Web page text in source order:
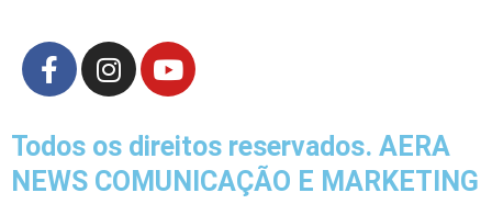
F
a
e
b
o
I
n
t
a
g
Y
o
t
u
b
Todos os direitos reservados. AERA
NEWS COMUNICAÇÃO E MARKETING